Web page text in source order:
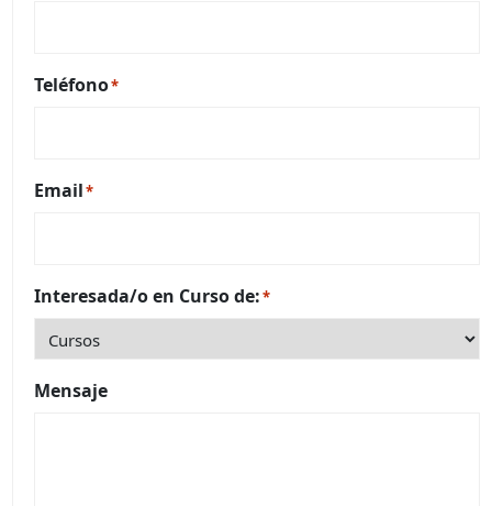
Teléfono*
Email*
Interesada/o en Curso de:*
Mensaje